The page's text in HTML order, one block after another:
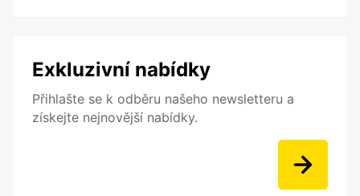
Exkluzivní nabídky
Přihlašte se k odběru našeho newsletteru a
získejte nejnovější nabídky.